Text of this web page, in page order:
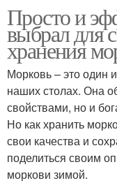
Просто и
выбрал для
хранения
Морковь – это один
наших столах. Она
свойствами, но и
Но как хранить
свои качества и
поделиться своим
моркови зимой.